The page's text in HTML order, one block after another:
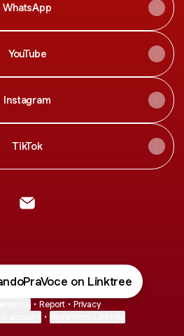
WhatsApp
YouTube
Instagram
TikTok
on Linktree
• Report • Privacy
•